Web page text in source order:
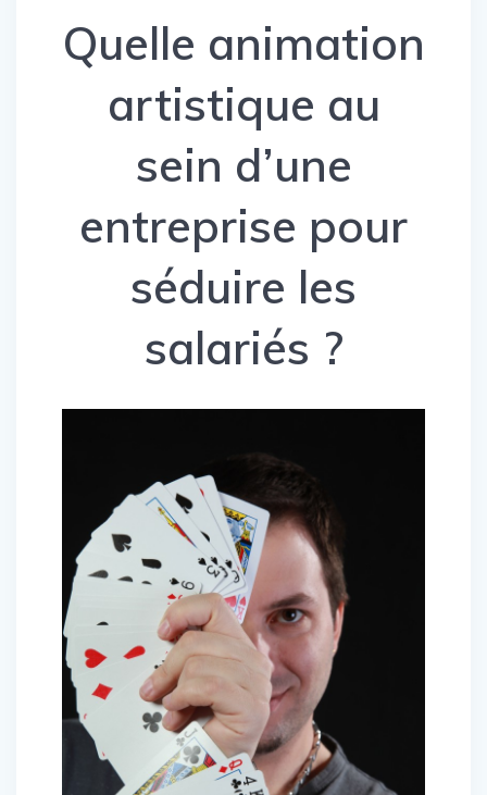
Quelle animation
artistique au
sein d’une
entreprise pour
séduire les
salariés ?